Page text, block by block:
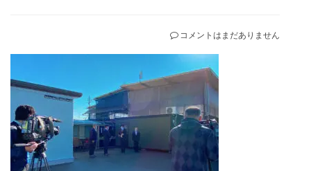
コメントはまだありません